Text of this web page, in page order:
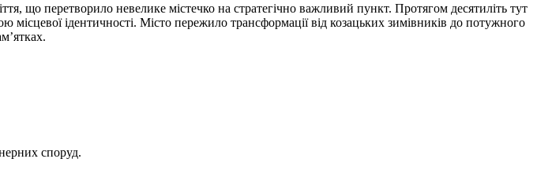
що перетворило невелике містечко на стратегічно важливий пункт. Протягом десятиліть тут
місцевої ідентичності. Місто пережило трансформації від козацьких зимівників до потужного
споруд.